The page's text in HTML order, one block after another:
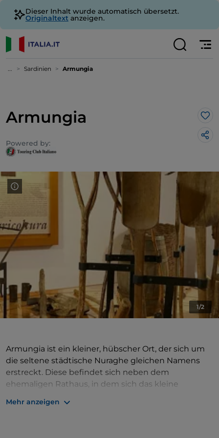
Dieser Inhalt wurde automatisch übersetzt.
Originaltext anzeigen.
... Sardinien Armungia
Armungia
Powered by:
1/2
Armungia ist ein kleiner, hübscher Ort, der sich um
die seltene städtische Nuraghe gleichen Namens
erstreckt. Diese befindet sich neben dem
ehemaligen Rathaus, in dem sich das kleine
Aìnas befindet
Mehr anzeigen